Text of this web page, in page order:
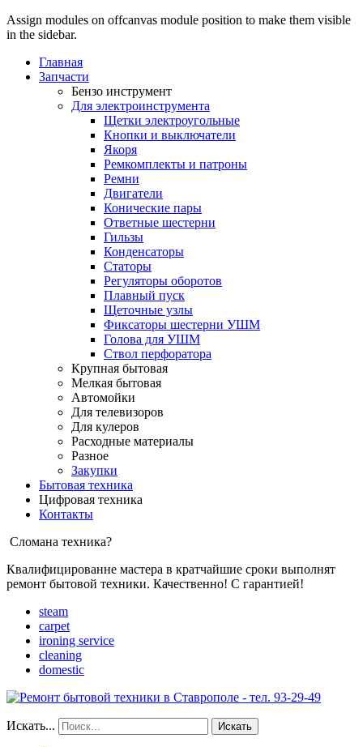
Assign modules on offcanvas module position to make them visible
in the sidebar.
Главная
Запчасти
Бензо инструмент
Для электроинструмента
Щетки электроугольные
Кнопки и выключатели
Якоря
Ремкомплекты и патроны
Ремни
Двигатели
Конические пары
Ответные шестерни
Гильзы
Конденсаторы
Статоры
Регуляторы оборотов
Плавный пуск
Щеточные узлы
Фиксаторы шестерни УШМ
Голова для УШМ
Ствол перфоратора
Крупная бытовая
Мелкая бытовая
Автомойки
Для телевизоров
Для кулеров
Расходные материалы
Разное
Закупки
Бытовая техника
Цифровая техника
Контакты
Сломана техника?
Квалифицированне мастера в кратчайшие сроки выполнят
ремонт бытовой техники. Качественно! С гарантией!
steam
carpet
ironing service
cleaning
domestic
Искать... Искать